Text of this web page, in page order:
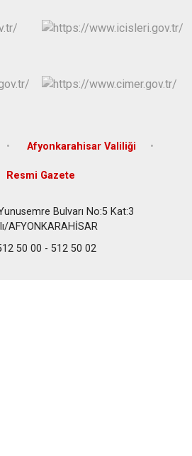
Afyonkarahisar Valiliği
Resmi Gazete
Bulvarı No:5 Kat:3
AFYONKARAHİSAR
50 00 - 512 50 02